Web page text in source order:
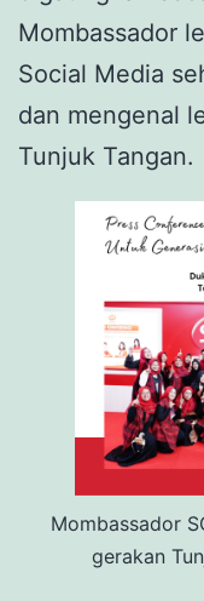
Mombassador
Social Media
dan mengenal
Tunjuk Tangan.
Mombassador
gerakan